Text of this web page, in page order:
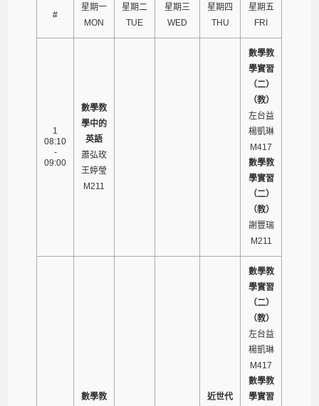
#
星期一
MON
星期二
TUE
星期三
WED
星期四
THU
星期五
FRI
1
08:10
-
09:00
數學教
學中的
英語
蕭弘玫
王婷瑩
M211
數學教
學實習
（二）
（教）
左台益
楊凱琳
M417
數學教
學實習
（二）
（教）
謝豐瑞
M211
數學教
近世代
數學教
學實習
（二）
（教）
左台益
楊凱琳
M417
數學教
學實習